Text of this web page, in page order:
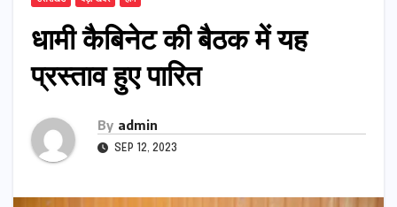
धामी कैबिनेट की बैठक में यह
प्रस्ताव हुए पारित
By admin
SEP 12, 2023